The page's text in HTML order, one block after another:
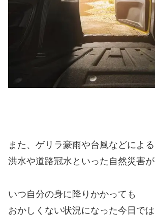
また、ゲリラ豪雨や台風などによる
洪水や道路冠水といった自然災害が
いつ自分の身に降りかかっても
おかしくない状況になった今日では